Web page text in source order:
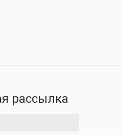
рассылка